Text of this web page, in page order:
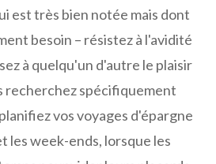
est très bien notée mais dont
besoin – résistez à l'avidité
à quelqu'un d'autre le plaisir
recherchez spécifiquement
vos voyages d'épargne
les week-ends, lorsque les